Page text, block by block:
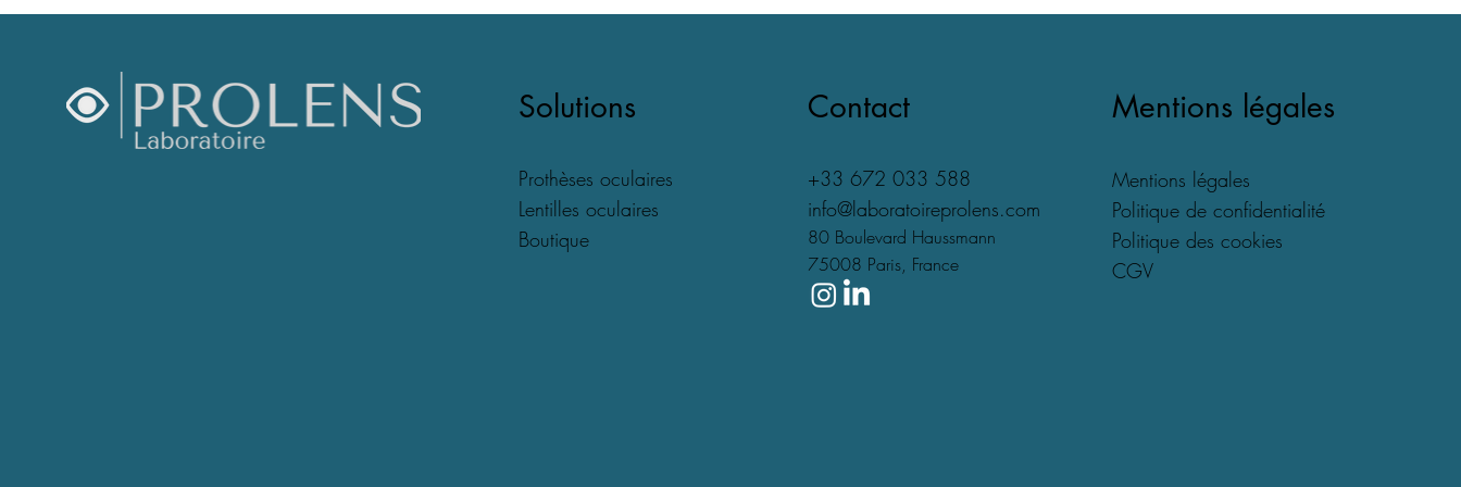
Solutions
Prothèses oculaires
Lentilles oculaires
Boutique
Mentions légales
Mentions légales
Politique de confidentialité
Politique des cookies
CGV
Contact
+33 672 033 588
info@laboratoireprolens.com
80 Boulevard Haussmann
75008 Paris, France